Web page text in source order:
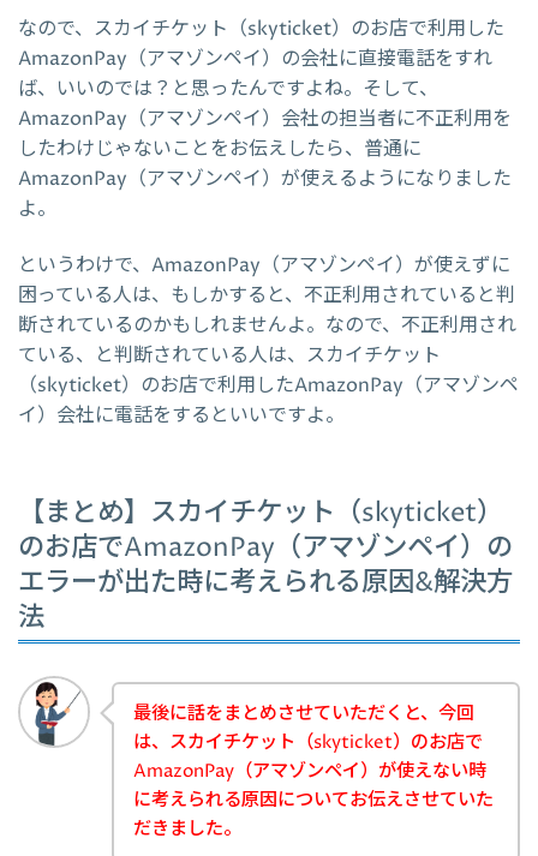
なので、スカイチケット（skyticket）のお店で利用した
AmazonPay（アマゾンペイ）の会社に直接電話をすれ
ば、いいのでは？と思ったんですよね。そして、
AmazonPay（アマゾンペイ）会社の担当者に不正利用を
したわけじゃないことをお伝えしたら、普通に
AmazonPay（アマゾンペイ）が使えるようになりました
よ。
というわけで、AmazonPay（アマゾンペイ）が使えずに
困っている人は、もしかすると、不正利用されていると判
断されているのかもしれませんよ。なので、不正利用され
ている、と判断されている人は、スカイチケット
（skyticket）のお店で利用したAmazonPay（アマゾンペ
イ）会社に電話をするといいですよ。
【まとめ】スカイチケット（skyticket）
のお店でAmazonPay（アマゾンペイ）の
エラーが出た時に考えられる原因&解決方
法
最後に話をまとめさせていただくと、今回
は、スカイチケット（skyticket）のお店で
AmazonPay（アマゾンペイ）が使えない時
に考えられる原因についてお伝えさせていた
だきました。